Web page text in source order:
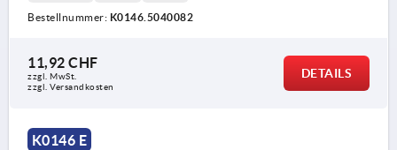
Bestellnummer: K0146.5040082
11,92 CHF
zzgl. MwSt.
zzgl. Versandkosten
DETAILS
K0146 E